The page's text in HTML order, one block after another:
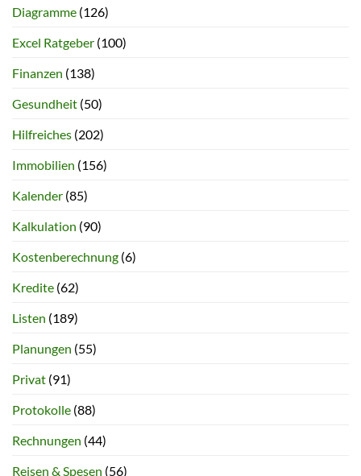
Diagramme (126)
Excel Ratgeber (100)
Finanzen (138)
Gesundheit (50)
Hilfreiches (202)
Immobilien (156)
Kalender (85)
Kalkulation (90)
Kostenberechnung (6)
Kredite (62)
Listen (189)
Planungen (55)
Privat (91)
Protokolle (88)
Rechnungen (44)
Reisen & Spesen (56)